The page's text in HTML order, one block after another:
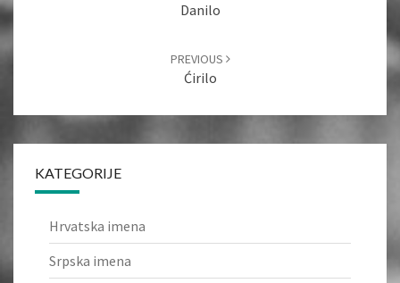
Danilo
PREVIOUS
Ćirilo
KATEGORIJE
Hrvatska imena
Srpska imena